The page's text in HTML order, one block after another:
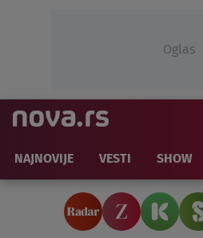
Oglas
NAJNOVIJE VESTI SHOW